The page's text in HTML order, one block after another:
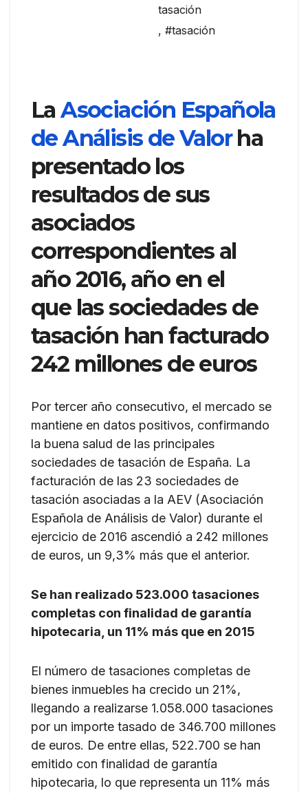
tasación
, #tasación
LaAsociación Española
de Análisis de Valorha
presentado los
resultados de sus
asociados
correspondientes al
año 2016, año en el
que las sociedades de
tasación han facturado
242 millones de euros
Por tercer año consecutivo, el mercado se
mantiene en datos positivos, confirmando
la buena salud de las principales
sociedades de tasación de España. La
facturación de las 23 sociedades de
tasación asociadas a la AEV (Asociación
Española de Análisis de Valor) durante el
ejercicio de 2016 ascendió a 242 millones
de euros, un 9,3% más que el anterior.
Se han realizado 523.000 tasaciones
completas con finalidad de garantía
hipotecaria, un 11% más que en 2015
El número de tasaciones completas de
bienes inmuebles ha crecido un 21%,
llegando a realizarse 1.058.000 tasaciones
por un importe tasado de 346.700 millones
de euros. De entre ellas, 522.700 se han
emitido con finalidad de garantía
hipotecaria, lo que representa un 11% más